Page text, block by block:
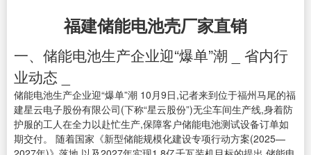
福建储能电池壳厂家直销
一、储能电池生产企业迎“爆单”潮 _ 省内行
业动态 _
储能电池生产企业迎“爆单”潮 10月9日,记者来到位于福州马尾的福
建星云电子股份有限公司(下称“星云股份”)无尘车间生产线,身着防
护服的工人在全力以赴忙生产,保障客户储能电池测试设备订单如
期交付。 随着国家《新型储能规模化建设专项行动方案(2025—